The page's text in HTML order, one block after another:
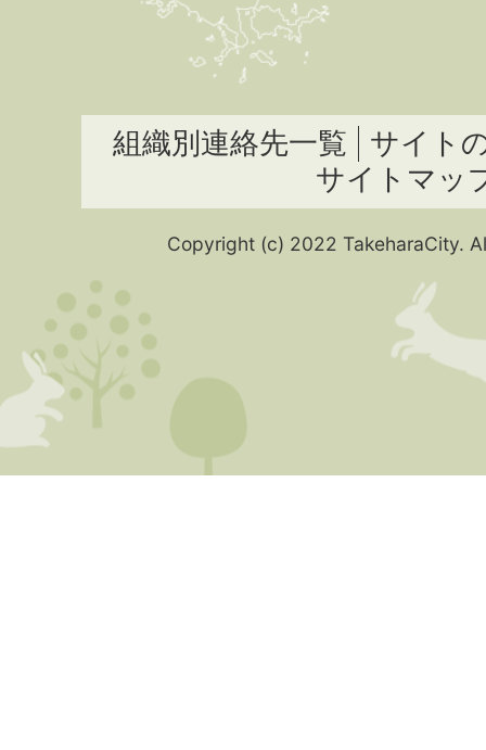
組織別連絡先一覧
サイト
サイトマッ
Copyright (c) 2022 TakeharaCity.